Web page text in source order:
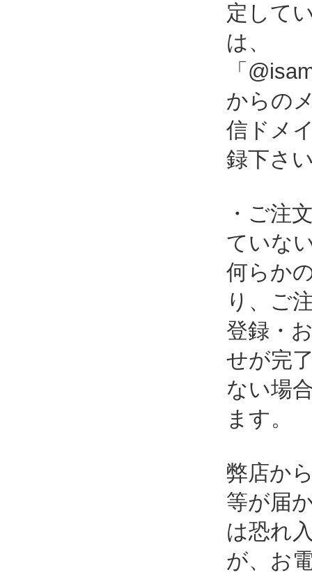
定して
は、
「
からの
信ドメ
録下さ
・ご注
ていな
何らか
り、ご
登録・
せが完
ない場
ます。
弊店か
等が届
は恐れ
が、お